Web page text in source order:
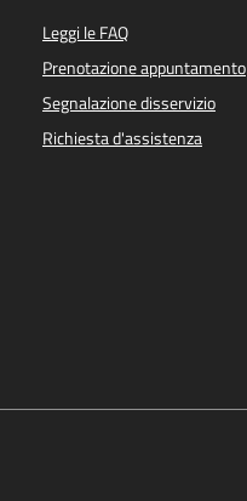
Leggi le FAQ
Prenotazione appuntamento
Segnalazione disservizio
Richiesta d'assistenza